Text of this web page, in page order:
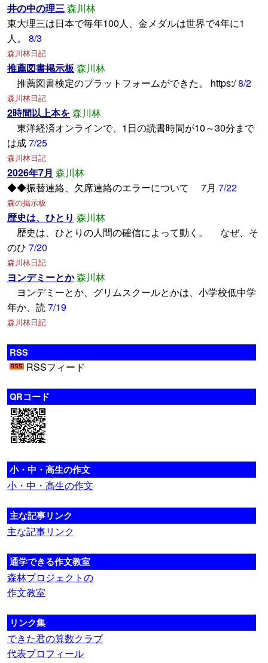
井の中の理三森川林
東大理三は日本で毎年100人、金メダルは世界で4年に1
人。 8/3
森川林日記
推薦図書掲示板森川林
推薦図書検定のプラットフォームができた。 https:/8/2
森川林日記
2時間以上本を森川林
東洋経済オンラインで、1日の読書時間が10～30分まで
は成7/25
森川林日記
2026年7月 森川林
◆◆振替連絡、欠席連絡のエラーについて 7月 7/22
森の掲示板
歴史は、ひとり 森川林
歴史は、ひとりの人間の確信によって動く。 なぜ、そ
のひ 7/20
森川林日記
ヨンデミーとか森川林
ヨンデミーとか、グリムスクールとかは、小学校低中学
年か、読7/19
森川林日記
RSS
RSSフィード
QRコード
小・中・高生の作文
小・中・高生の作文
主な記事リンク
主な記事リンク
通学できる作文教室
森林プロジェクトの
作文教室
リンク集
できた君の算数クラブ
代表プロフィール